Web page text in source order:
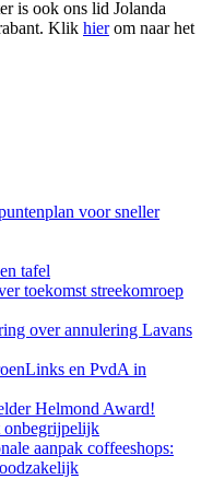
is ook ons lid Jolanda
Klik hierom naar het
voor sneller
tafel
toekomst streekomroep
over annulering Lavans
en PvdA in
Helmond Award!
onbegrijpelijk
aanpak coffeeshops: